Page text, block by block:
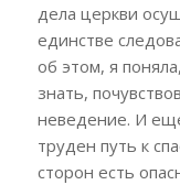
дела церкви
единстве
об этом, я
знать,
неведение. И
труден путь к
сторон есть